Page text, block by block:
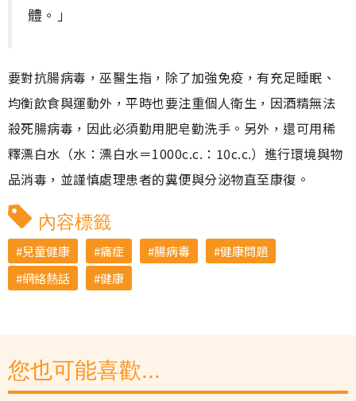
體。」
要對抗腸病毒，巫醫生指，除了加強免疫，有充足睡眠、
均衡飲食與運動外，平時也要注重個人衛生，因酒精無法
殺死腸病毒，因此必須勤用肥皂勤洗手。另外，還可用稀
釋漂白水（水：漂白水＝1000c.c.：10c.c.）進行環境與物
品消毒，並謹慎處理患者的糞便與分泌物直至康復。
內容標籤
兒童健康 痛症 腸病毒
健康問題
網絡熱話
健康
您也可能喜歡...